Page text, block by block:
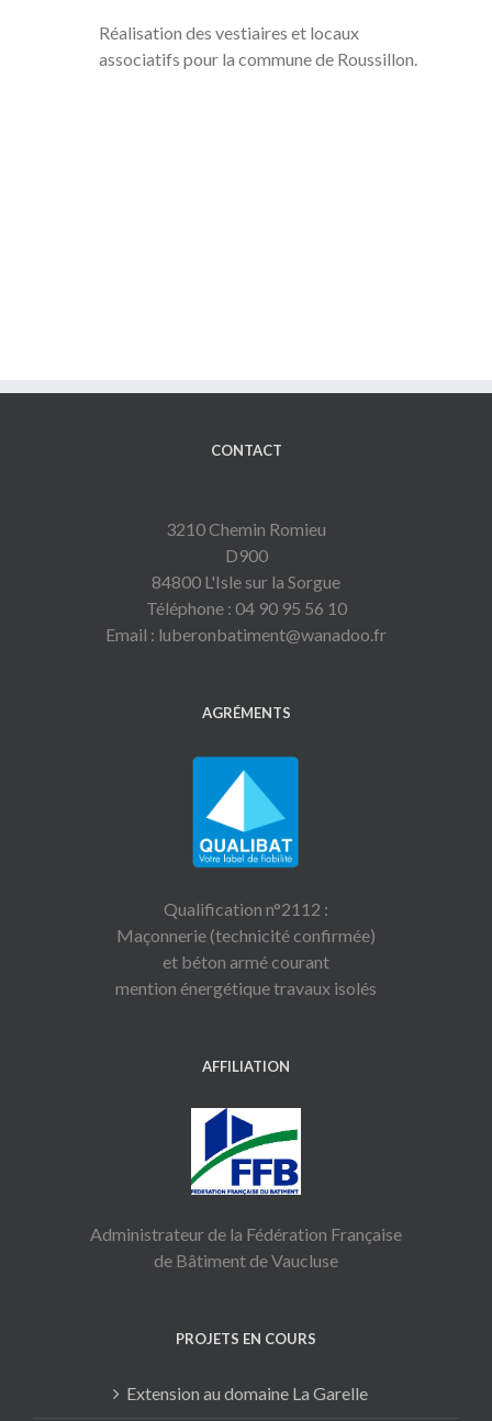
Réalisation des vestiaires et locaux
associatifs pour la commune de Roussillon.
CONTACT
3210 Chemin Romieu
D900
84800 L'Isle sur la Sorgue
Téléphone : 04 90 95 56 10
Email : luberonbatiment@wanadoo.fr
AGRÉMENTS
Qualification n°2112 :
Maçonnerie (technicité confirmée)
et béton armé courant
mention énergétique travaux isolés
AFFILIATION
Administrateur de la Fédération Française
de Bâtiment de Vaucluse
PROJETS EN COURS
Extension au domaine La Garelle